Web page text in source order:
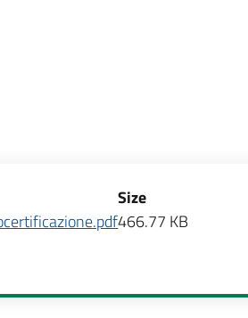
Size
466.77 KB